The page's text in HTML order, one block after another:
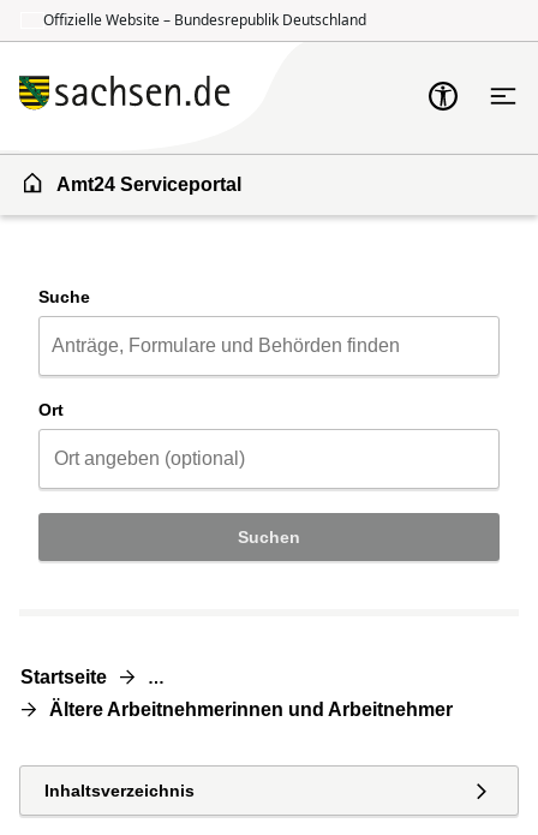
Offizielle Website – Bundesrepublik Deutschland
Amt24 Serviceportal
Suche
Ort
Suchen
Startseite …
Ältere Arbeitnehmerinnen und Arbeitnehmer
Inhaltsverzeichnis